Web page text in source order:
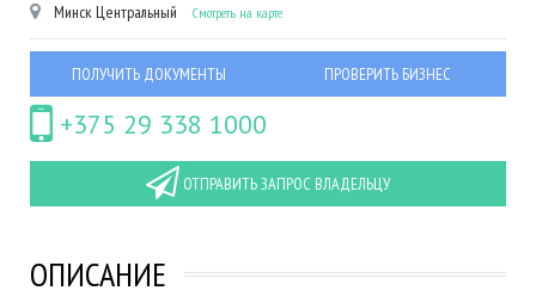
МинскЦентральный Смотреть на карте
ПОЛУЧИТЬ ДОКУМЕНТЫ ПРОВЕРИТЬ БИЗНЕС
+375 29 338 1000
ОТПРАВИТЬ ЗАПРОС ВЛАДЕЛЬЦУ
ОПИСАНИЕ